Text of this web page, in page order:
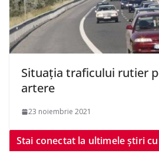
Situația traficului rutier
artere
23 noiembrie 2021
Stai conectat la ultimele știri